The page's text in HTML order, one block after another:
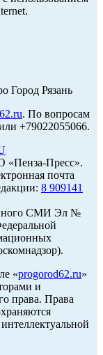
Город Рязань
. По вопросам
+79022055066.
Пресс».
почта
8 909141
СМИ Эл №
«progorod62.ru»
и
права. Права